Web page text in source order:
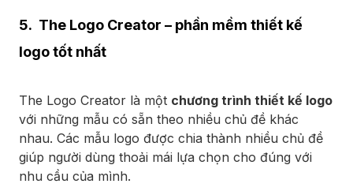
5. The Logo Creator – phần mềm thiết kế
logo tốt nhất
The Logo Creator là một chương trình thiết kế logo
với những mẫu có sẵn theo nhiều chủ đề khác
nhau. Các mẫu logo được chia thành nhiều chủ đề
giúp người dùng thoải mái lựa chọn cho đúng với
nhu cầu của mình.